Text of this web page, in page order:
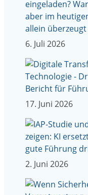
6. Juli 2026
17. Juni 2026
2. Juni 2026